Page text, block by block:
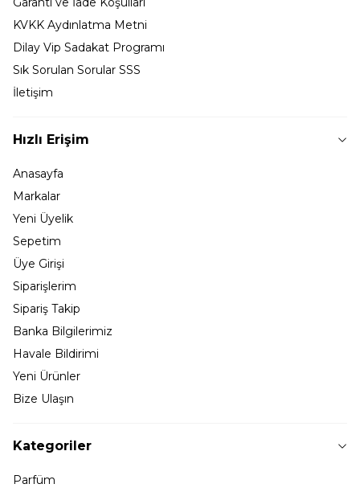
KVKK Aydınlatma Metni
Dilay Vip Sadakat Programı
Sık Sorulan Sorular SSS
İletişim
Hızlı Erişim
Anasayfa
Markalar
Yeni Üyelik
Sepetim
Üye Girişi
Siparişlerim
Sipariş Takip
Banka Bilgilerimiz
Havale Bildirimi
Yeni Ürünler
Bize Ulaşın
Kategoriler
Parfüm